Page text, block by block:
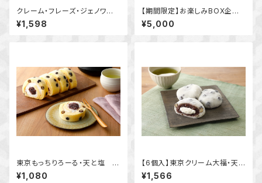
クレーム・フレーズ・ジェノワー
ズ関口倭代シェフのいちごショ
ートケーキロール
¥1,598
【期間限定】お楽しみBOX企画
（6月8日 ～8月31日まで）
¥5,000
東京もっちりろーる・天と塩 豆
つぶあんクリーム
¥1,080
【6個入】東京クリーム大福・天と
塩 豆つぶあん
¥1,566